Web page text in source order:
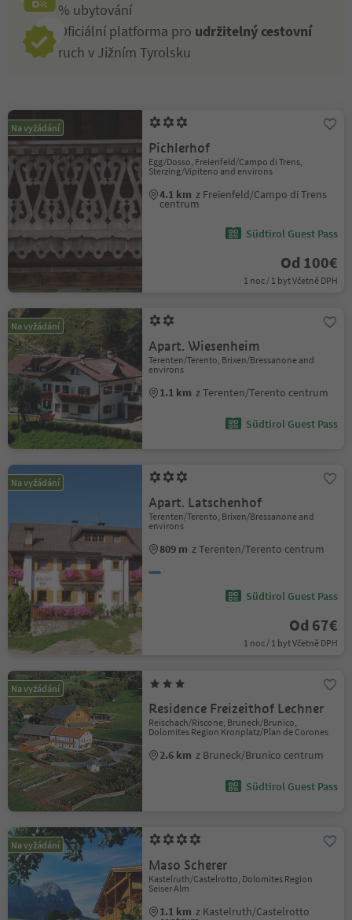
% ubytování
Oficiální platforma pro udržitelný cestovní
ruch v Jižním Tyrolsku
Na vyžádání
Pichlerhof
Egg/Dosso, Freienfeld/Campo di Trens,
Sterzing/Vipiteno and environs
4.1 km z Freienfeld/Campo di Trens
centrum
Südtirol Guest Pass
Od 100€
1 noc / 1 byt Včetně DPH
Na vyžádání
Apart. Wiesenheim
Terenten/Terento, Brixen/Bressanone and
environs
1.1 km z Terenten/Terento centrum
Südtirol Guest Pass
Na vyžádání
Apart. Latschenhof
Terenten/Terento, Brixen/Bressanone and
environs
809 m z Terenten/Terento centrum
Südtirol Guest Pass
Od 67€
1 noc / 1 byt Včetně DPH
Na vyžádání
Residence Freizeithof Lechner
Reischach/Riscone, Bruneck/Brunico,
Dolomites Region Kronplatz/Plan de Corones
2.6 km z Bruneck/Brunico centrum
Südtirol Guest Pass
Na vyžádání
Maso Scherer
Kastelruth/Castelrotto, Dolomites Region
Seiser Alm
1.1 km z Kastelruth/Castelrotto